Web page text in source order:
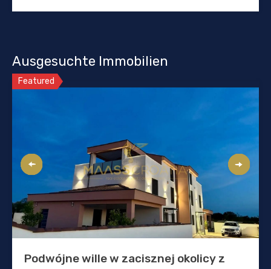
Ausgesuchte Immobilien
Featured
Podwójne wille w zacisznej okolicy z